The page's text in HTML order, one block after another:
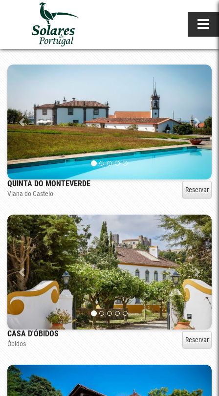
QUINTA DO MONTEVERDE
Viana do Castelo Reservar
CASA D'ÓBIDOS
Óbidos Reservar